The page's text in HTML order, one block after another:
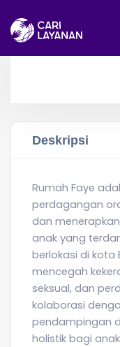
Deskripsi
Rumah Faye
perdagangan
dan
anak yang
berlokasi di kota
mencegah
seksual, dan
kolaborasi
pendampingan
holistik bagi